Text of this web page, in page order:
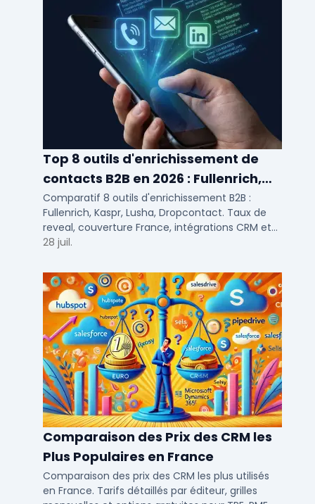
Top 8 outils d'enrichissement de
contacts B2B en 2026 : Fullenrich,
Kaspr, Lusha...
Comparatif 8 outils d'enrichissement B2B :
Fullenrich, Kaspr, Lusha, Dropcontact. Taux de
reveal, couverture France, intégrations CRM et
tarifs testés pour SDR et commerciaux PME/ETI.
28 juil.
Comparaison des Prix des CRM les
Plus Populaires en France
Comparaison des prix des CRM les plus utilisés
en France. Tarifs détaillés par éditeur, grilles